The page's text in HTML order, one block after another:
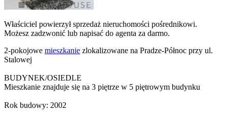
Właściciel powierzył sprzedaż nieruchomości pośrednikowi.
Możesz zadzwonić lub napisać do agenta za darmo.
2-pokojowe mieszkanie zlokalizowane na Pradze-Północ przy ul.
Stalowej
BUDYNEK/OSIEDLE
Mieszkanie znajduje się na 3 piętrze w 5 piętrowym budynku
Rok budowy: 2002